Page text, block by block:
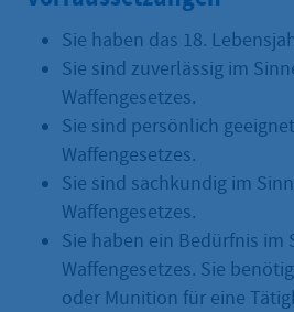
Sie haben das 18.
Sie sind zuverlässig im
Waffengesetzes.
Sie sind persönlich
Waffengesetzes.
Sie sind sachkundig im
Waffengesetzes.
Sie haben ein Bedürfnis im
Waffengesetzes. Sie
oder Munition für eine